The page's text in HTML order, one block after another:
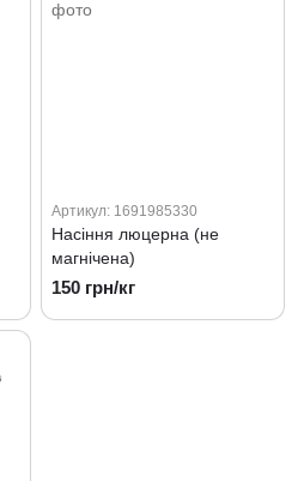
Артикул: 1691985330
Насіння люцерна (не
магнічена)
150 грн/кг